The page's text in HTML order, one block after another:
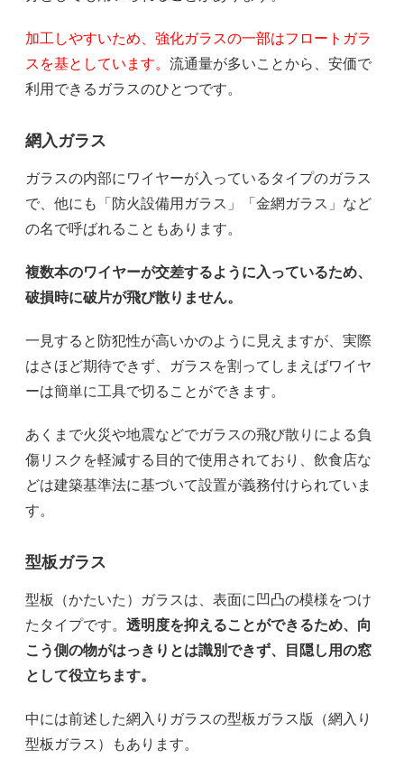
加工しやすいため、強化ガラスの一部はフロートガラ
スを基としています。 流通量が多いことから、安価で
利用できるガラスのひとつです。
網入ガラス
ガラスの内部にワイヤーが入っているタイプのガラス
で、他にも「防火設備用ガラス」「金網ガラス」など
の名で呼ばれることもあります。
複数本のワイヤーが交差するように入っているため、
破損時に破片が飛び散りません。
一見すると防犯性が高いかのように見えますが、実際
はさほど期待できず、ガラスを割ってしまえばワイヤ
ーは簡単に工具で切ることができます。
あくまで火災や地震などでガラスの飛び散りによる負
傷リスクを軽減する目的で使用されており、飲食店な
どは建築基準法に基づいて設置が義務付けられていま
す。
型板ガラス
型板（かたいた）ガラスは、表面に凹凸の模様をつけ
たタイプです。 透明度を抑えることができるため、向
こう側の物がはっきりとは識別できず、目隠し用の窓
として役立ちます。
中には前述した網入りガラスの型板ガラス版（網入り
型板ガラス）もあります。